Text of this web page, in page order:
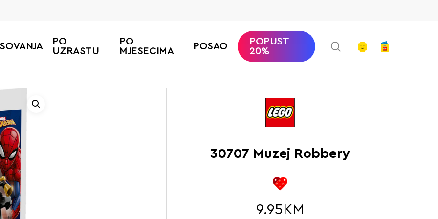
PO
UZRASTU
PO
MJESECIMA
POSAO
POPUST
20%
searchaccount
30707 Muzej Robbery
9.95 KM